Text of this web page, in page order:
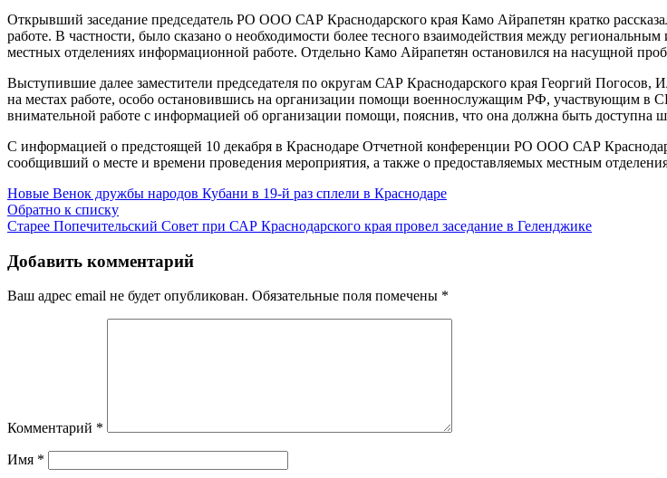
Открывший заседание председатель РО ООО САР Краснодарского края Камо Айрапетян кратко
работе. В частности, было сказано о необходимости более тесного взаимодействия между
местных отделениях информационной работе. Отдельно Камо Айрапетян остановился на насущной
Выступившие далее заместители председателя по округам САР Краснодарского края Георгий
на местах работе, особо остановившись на организации помощи военнослужащим РФ, участвующим в
внимательной работе с информацией об организации помощи, пояснив, что она должна быть доступна
С информацией о предстоящей 10 декабря в Краснодаре Отчетной конференции РО ООО САР
сообщивший о месте и времени проведения мероприятия, а также о предоставляемых местным
Новые Венок дружбы народов Кубани в 19-й раз сплели в Краснодаре
Обратно к списку
Старее Попечительский Совет при САР Краснодарского края провел заседание в Геленджике
Добавить комментарий
Ваш адрес email не будет опубликован. Обязательные поля помечены *
Комментарий *
Имя *